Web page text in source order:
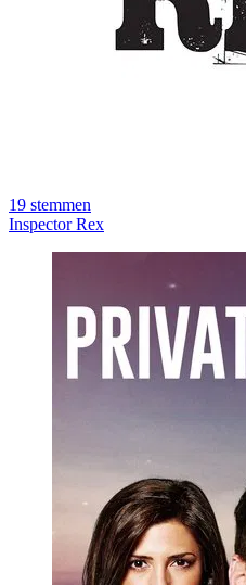
19 stemmen
Inspector Rex